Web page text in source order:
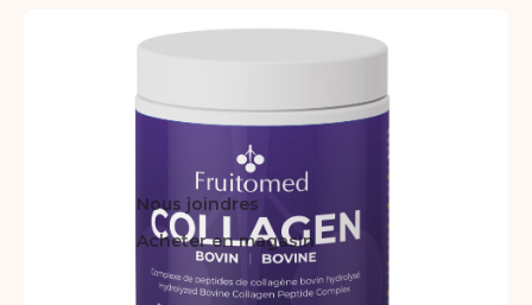
Nous joindres
Acheter en magasin